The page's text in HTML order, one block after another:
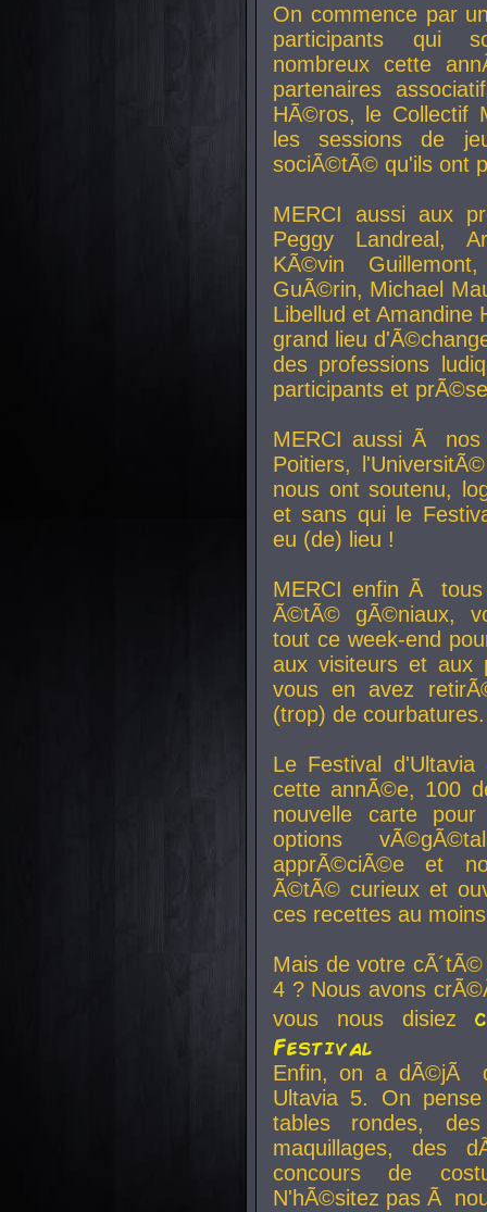
On commence par
participants qui
nombreux cette
partenaires
HÃ©ros, le Collectif
les sessions de
sociÃ©tÃ© qu'ils ont
MERCI aussi aux
Peggy Landreal,
KÃ©vin
GuÃ©rin, Michael
Libellud et Amandine
grand lieu
des professions
participants et
MERCI aussi Ã nos
Poitiers,
nous ont soutenu,
et sans qui le
eu (de) lieu !
MERCI enfin Ã
Ã©tÃ© gÃ©niaux,
tout ce week-end
aux visiteurs et aux
vous en avez
(trop) de courbatures.
Le Festival
cette annÃ©e, 100
nouvelle carte
options
apprÃ©ciÃ©e et
Ã©tÃ© curieux et
ces recettes au
Mais de votre
4 ? Nous avons
vous nous disiez
Festival
Enfin, on a dÃ©jÃ
Ultavia 5. On
tables rondes,
maquillages, des
concours de
N'hÃ©sitez pas Ã